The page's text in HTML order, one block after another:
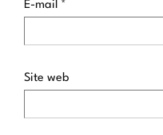
E-mail *
Site web